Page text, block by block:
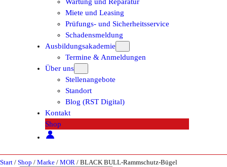
Miete und Leasing
Prüfungs- und Sicherheitsservice
Schadensmeldung
Ausbildungsakademie
Termine & Anmeldungen
Über uns
Stellenangebote
Standort
Blog (RST Digital)
Kontakt
Shop
Start / Shop / Marke / MOR / BLACK BULL-Rammschutz-Bügel